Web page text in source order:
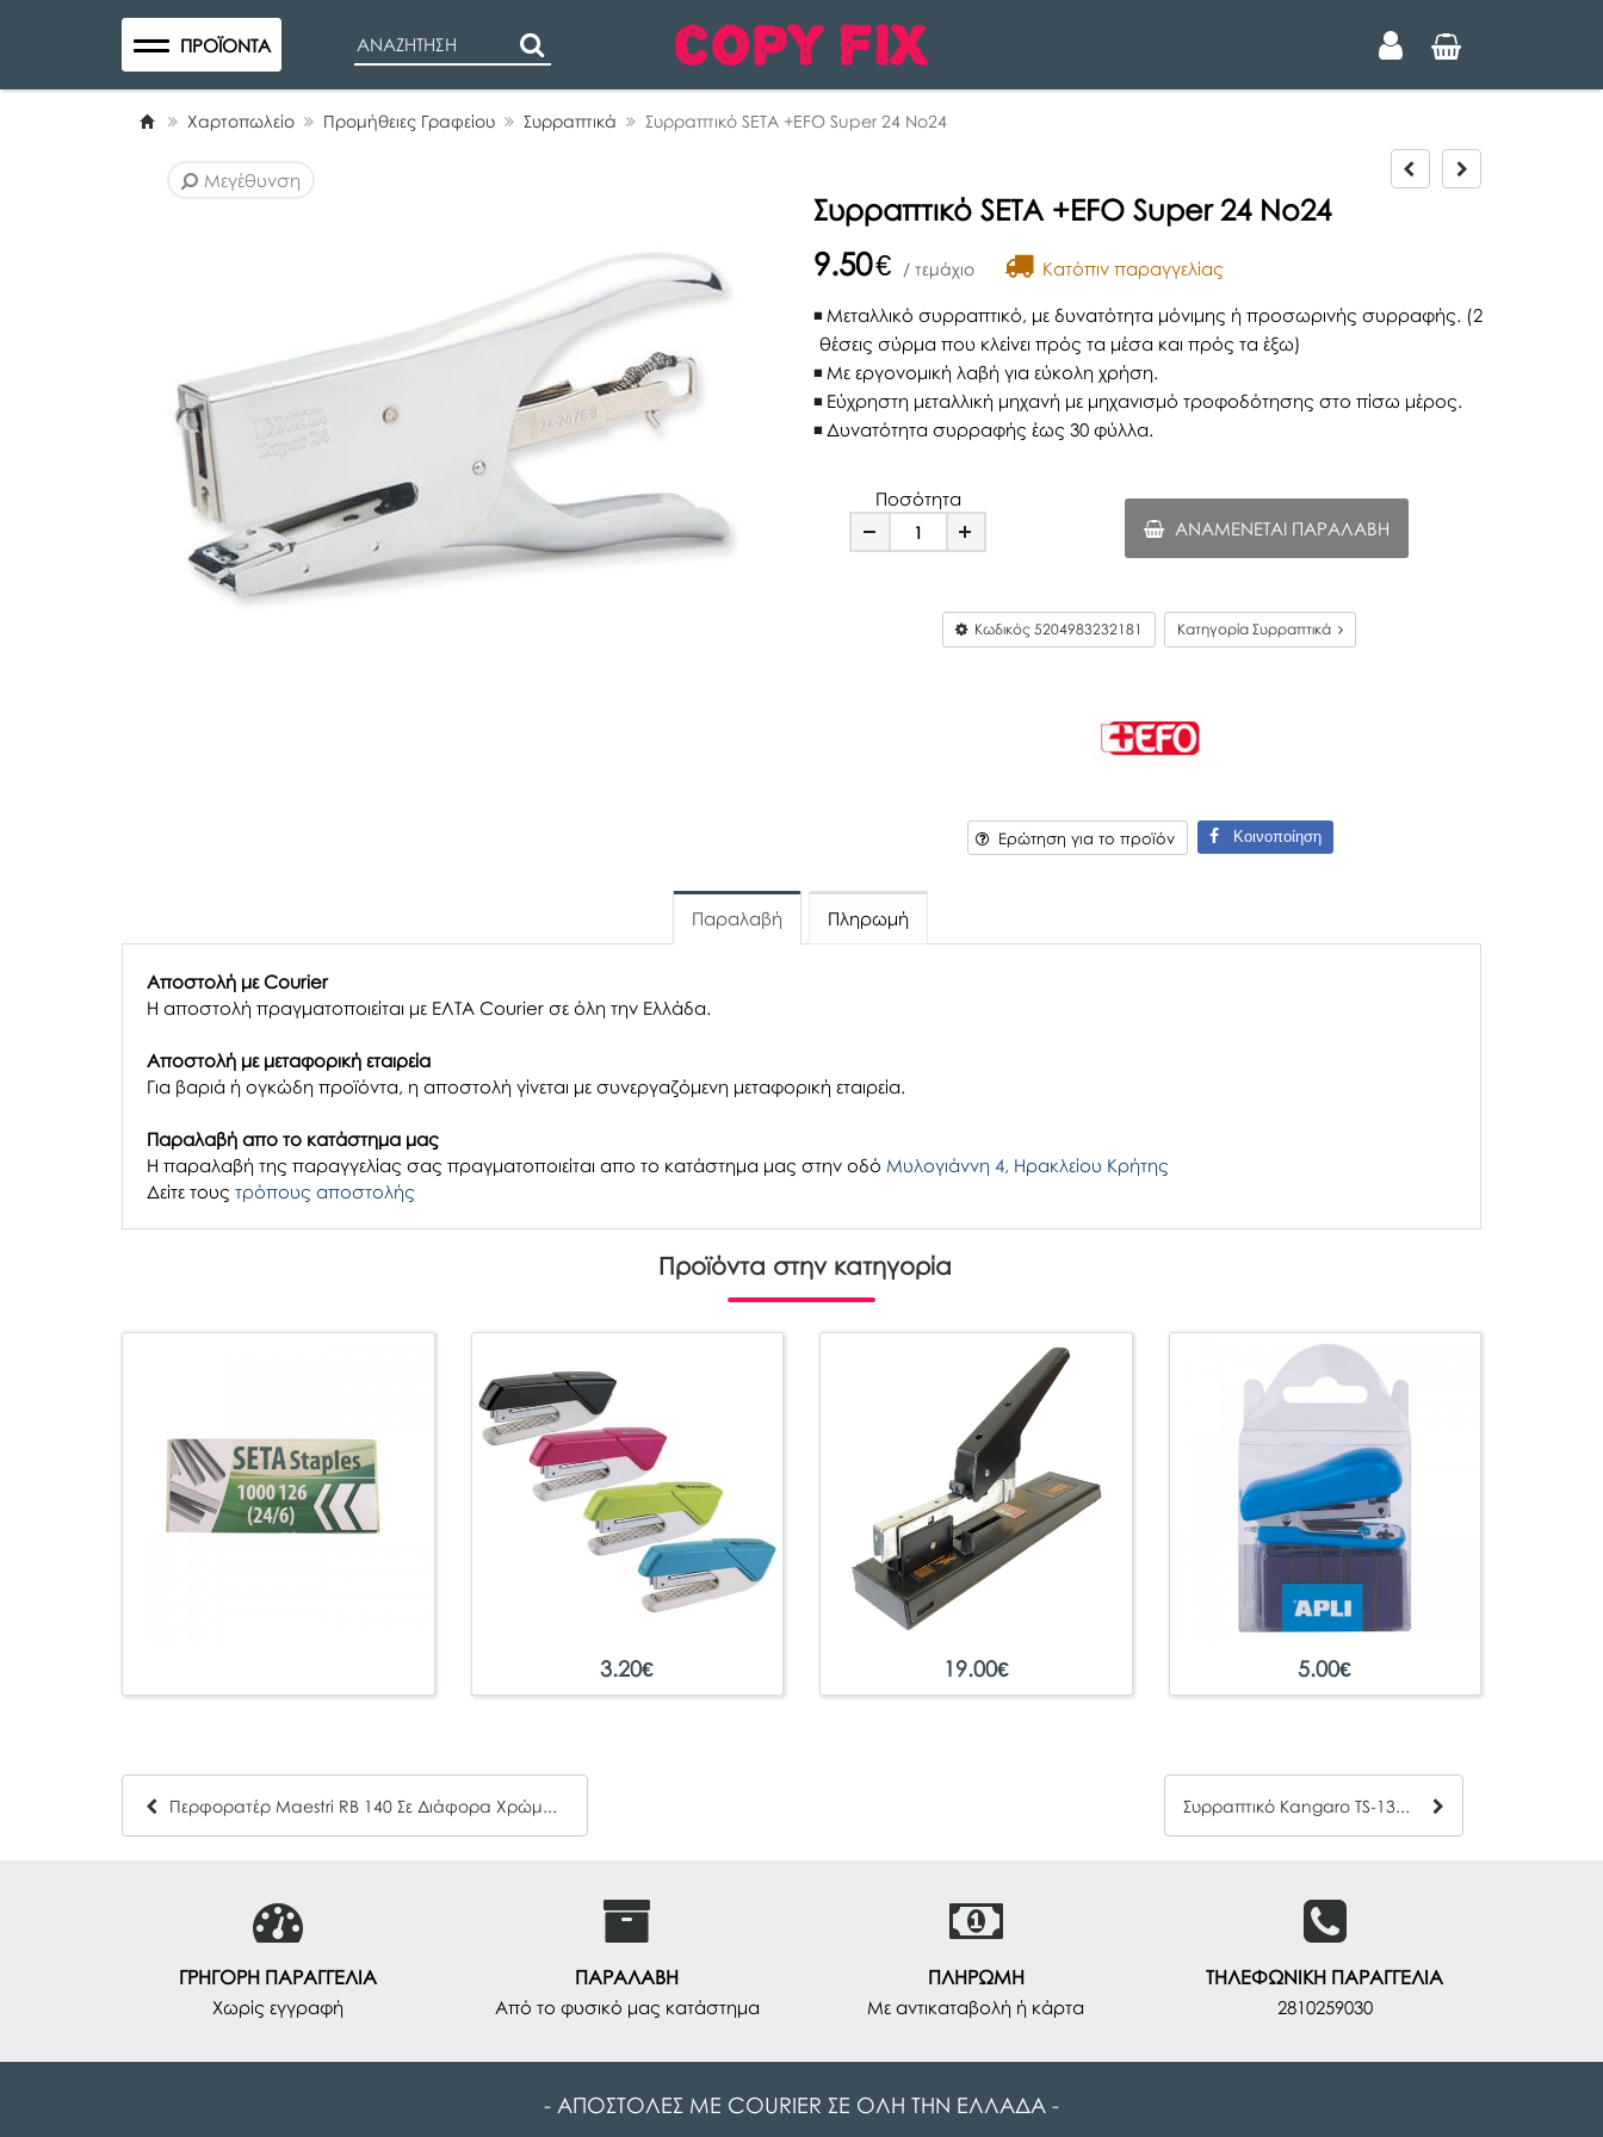
ΠΡΟΪΌΝΤΑ
Χαρτοπωλείο Προμήθειες Γραφείου Συρραπτικά Συρραπτικό SETA +EFO Super 24 No24
Μεγέθυνση
P
r
u
e
Συρραπτικό SETA +EFO Super 24 No24
9.50€ / τεμάχιο Kατόπιν παραγγελίας
Μεταλλικό συρραπτικό, με δυνατότητα μόνιμης ή προσωρινής συρραφής. (2
θέσεις σύρμα που κλείνει πρός τα μέσα και πρός τα έξω)
Με εργονομική λαβή για εύκολη χρήση.
Εύχρηστη μεταλλική μηχανή με μηχανισμό τροφοδότησης στο πίσω μέρος.
Δυνατότητα συρραφής έως 30 φύλλα.
Ποσότητα
Plus
ΑΝΑΜΈΝΕΤΑΙ ΠΑΡΑΛΑΒΉ
Κωδικός 5204983232181 Κατηγορία Συρραπτικά
Ερώτηση για το προϊόν Κοινοποίηση
Παραλαβή Πληρωμή
Αποστολή με Courier
Η αποστολή πραγματοποιείται με ΕΛΤΑ Courier σε όλη την Ελλάδα.
Αποστολή με μεταφορική εταιρεία
Για βαριά ή ογκώδη προϊόντα, η αποστολή γίνεται με συνεργαζόμενη μεταφορική εταιρεία.
Παραλαβή απο το κατάστημα μας
H παραλαβή της παραγγελίας σας πραγματοποιείται απο το κατάστημα μας στην οδό Μυλογιάννη 4, Ηρακλείου Κρήτης
Δείτε τους τρόπους αποστολής
Προϊόντα στην κατηγορία
3.20€ 19.00€ 5.00€
Περφορατέρ Maestri RB 140 Σε Διάφορα Χρώματα Συρραπτικό Kangaro TS-13HC
ΓΡΗΓΟΡΗ ΠΑΡΑΓΓΕΛΙΑ
Χωρίς εγγραφή
ΠΑΡΑΛΑΒΗ
Από το φυσικό μας κατάστημα
ΠΛΗΡΩΜΗ
Με αντικαταβολή ή κάρτα
ΤΗΛΕΦΩΝΙΚΗ ΠΑΡΑΓΓΕΛΙΑ
2810259030
- ΑΠΟΣΤΟΛΕΣ ΜΕ COURIER ΣΕ ΟΛΗ ΤΗΝ ΕΛΛΑΔΑ -